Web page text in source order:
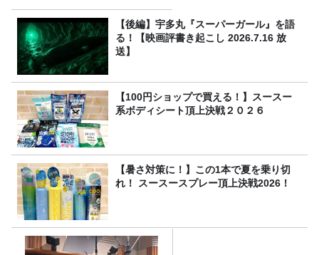
【後編】宇多丸『スーパーガール』を語
る！【映画評書き起こし 2026.7.16 放
送】
【100円ショップで買える！】スースー
系ボディシート頂上決戦２０２６
【暑さ対策に！】この1本で夏を乗り切
れ！ スースースプレー頂上決戦2026！